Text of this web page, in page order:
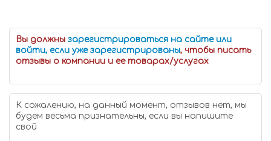
Вы должны зарегистрироваться на сайте или
войти, если уже зарегистрированы, чтобы писать
отзывы о компании и ее товарах/услугах
К сожалению, на данный момент, отзывов нет, мы
будем весьма признательны, если вы напишите
свой